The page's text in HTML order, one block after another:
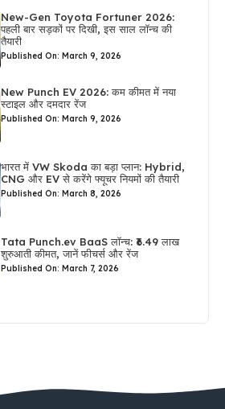
New-Gen Toyota Fortuner 2026:
पहली बार सड़कों पर दिखी, इस साल लॉन्च की
तैयारी
Published On: March 9, 2026
New Punch EV 2026: कम कीमत में नया
स्टाइल और दमदार रेंज
Published On: March 9, 2026
भारत में VW Skoda का बड़ा प्लान: Hybrid,
CNG और EV से करेंगे फ्यूचर नियमों की तैयारी
Published On: March 8, 2026
Tata Punch.ev BaaS लॉन्च: ₹6.49 लाख
शुरुआती कीमत, जानें फीचर्स और रेंज
Published On: March 7, 2026